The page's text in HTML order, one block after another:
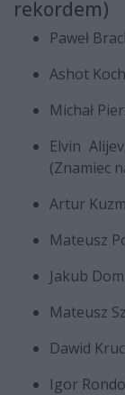
rekordem)
Paweł
Ashot
Michał
Elvin
(Znamiec
Artur
Mateusz
Jakub
Mateusz
Dawid
Igor